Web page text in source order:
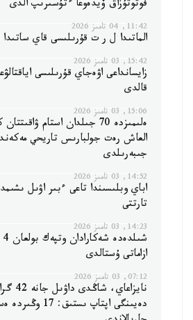
فوتوتۇزاق ۆيدەوعا ءتۇسىرىپ الدى
11:42, 04 تامىز 2026
الماتىدا ل ر ت قۇرىلىسى قاي ساتىدا
15:42, 03 تامىز 2026
زايسانداعى اۋەجاي قۇرىلىسى
قالدى
15:06, 03 تامىز 2026
ەلىمىزدە 70 جىلدان استام
العاش رەت جولبارىس تاريحي
جىبەرىلدى
14:52, 03 تامىز 2026
اباي وبلىسىندا تاعى ءبىر اۋىل
تارتتى
14:23, 03 تامىز 2026
ازاماتى ۇستالدى
07:12, 03 تامىز 2026
نايزاعاي،
دەيىنگى اپتاپ ىستىق: